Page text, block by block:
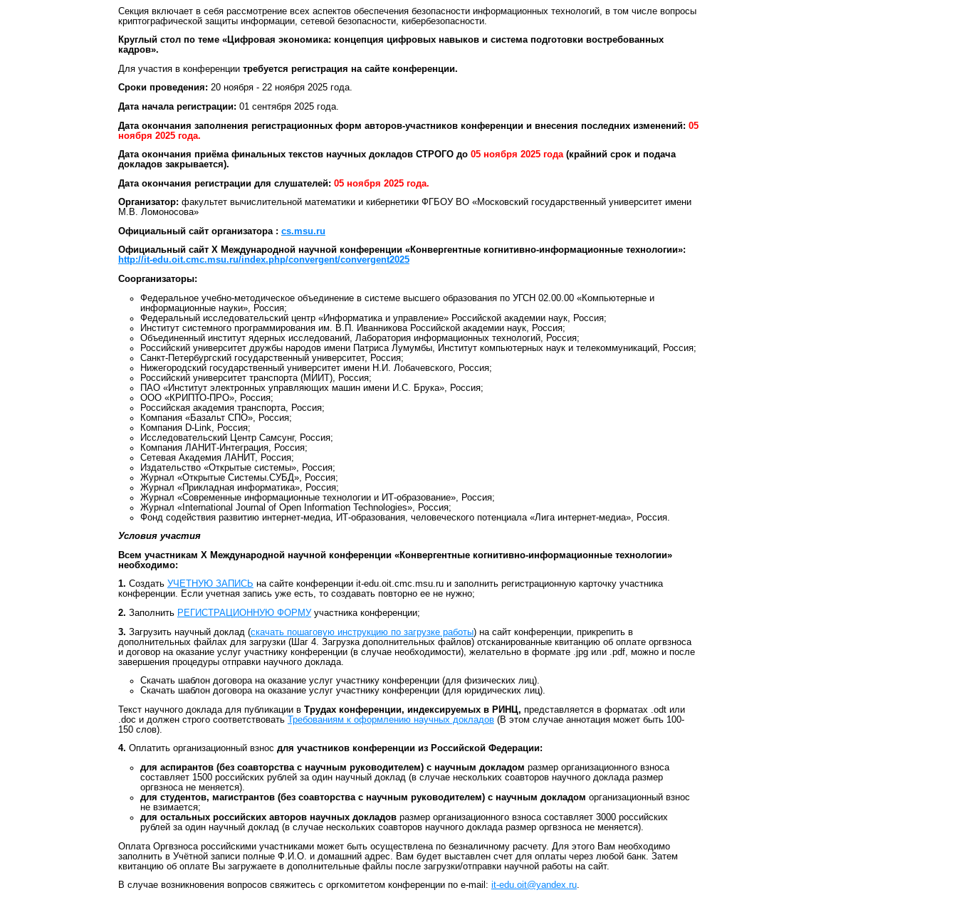
Секция включает в себя рассмотрение всех аспектов обеспечения безопасности информационных технологий, в том числе вопросы
криптографической защиты информации, сетевой безопасности, кибербезопасности.
Круглый стол по теме «Цифровая экономика: концепция цифровых навыков и система подготовки востребованных
кадров».
Для участия в конференции требуется регистрация на сайте конференции.
Сроки проведения: 20 ноября - 22 ноября 2025 года.
Дата начала регистрации: 01 сентября 2025 года.
Дата окончания заполнения регистрационных форм авторов-участников конференции и внесения последних изменений: 05
ноября 2025 года.
Дата окончания приёма финальных текстов научных докладов СТРОГО до 05 ноября 2025 года(крайний срок и подача
докладов закрывается).
Дата окончания регистрации для слушателей: 05 ноября 2025 года.
Организатор: факультет вычислительной математики и кибернетики ФГБОУ ВО «Московский государственный университет имени
М.В. Ломоносова»
Официальный сайт организатора : cs.msu.ru
Официальный сайт X Международной научной конференции «Конвергентные когнитивно-информационные технологии»:
http://it-edu.oit.cmc.msu.ru/index.php/convergent/convergent2025
Соорганизаторы:
Федеральное учебно-методическое объединение в системе высшего образования по УГСН 02.00.00 «Компьютерные и
информационные науки», Россия;
Федеральный исследовательский центр «Информатика и управление» Российской академии наук, Россия;
Институт системного программирования им. В.П. Иванникова Российской академии наук, Россия;
Объединенный институт ядерных исследований, Лаборатория информационных технологий, Россия;
Российский университет дружбы народов имени Патриса Лумумбы, Институт компьютерных наук и телекоммуникаций, Россия;
Санкт-Петербургский государственный университет, Россия;
Нижегородский государственный университет имени Н.И. Лобачевского, Россия;
Российский университет транспорта (МИИТ), Россия;
ПАО «Институт электронных управляющих машин имени И.С. Брука», Россия;
ООО «КРИПТО-ПРО», Россия;
Российская академия транспорта, Россия;
Компания «Базальт СПО», Россия;
Компания D-Link, Россия;
Исследовательский Центр Самсунг, Россия;
Компания ЛАНИТ-Интеграция, Россия;
Сетевая Академия ЛАНИТ, Россия;
Издательство «Открытые системы», Россия;
Журнал «Открытые Системы.СУБД», Россия;
Журнал «Прикладная информатика», Россия;
Журнал «Современные информационные технологии и ИТ-образование», Россия;
Журнал «International Journal of Open Information Technologies», Россия;
Фонд содействия развитию интернет-медиа, ИТ-образования, человеческого потенциала «Лига интернет-медиа», Россия.
Условия участия
Всем участникам X Международной научной конференции «Конвергентные когнитивно-информационные технологии»
необходимо:
1. Создать УЧЕТНУЮ ЗАПИСЬ на сайте конференции it-edu.oit.cmc.msu.ru и заполнить регистрационную карточку участника
конференции. Если учетная запись уже есть, то создавать повторно ее не нужно;
2. Заполнить РЕГИСТРАЦИОННУЮ ФОРМУучастника конференции;
3. Загрузить научный доклад (скачать пошаговую инструкцию по загрузке работы) на сайт конференции, прикрепить в
дополнительных файлах для загрузки (Шаг 4. Загрузка дополнительных файлов) отсканированные квитанцию об оплате оргвзноса
и договор на оказание услуг участнику конференции (в случае необходимости), желательно в формате .jpg или .pdf, можно и после
завершения процедуры отправки научного доклада.
Скачать шаблон договора на оказание услуг участнику конференции (для физических лиц).
Скачать шаблон договора на оказание услуг участнику конференции (для юридических лиц).
Текст научного доклада для публикации в Трудах конференции, индексируемых в РИНЦ, представляется в форматах .odt или
.doc и должен строго соответствовать Требованиям к оформлению научных докладов(В этом случае аннотация может быть 100-
150 слов).
4. Оплатить организационный взнос для участников конференции из Российской Федерации:
для аспирантов (без соавторства с научным руководителем) с научным докладом размер организационного взноса
составляет 1500 российских рублей за один научный доклад (в случае нескольких соавторов научного доклада размер
оргвзноса не меняется).
для студентов, магистрантов (без соавторства с научным руководителем) с научным докладом организационный взнос
не взимается;
для остальных российских авторов научных докладовразмер организационного взноса составляет 3000 российских
рублей за один научный доклад (в случае нескольких соавторов научного доклада размер оргвзноса не меняется).
Оплата Оргвзноса российскими участниками может быть осуществлена по безналичному расчету. Для этого Вам необходимо
заполнить в Учётной записи полные Ф.И.О. и домашний адрес. Вам будет выставлен счет для оплаты через любой банк. Затем
квитанцию об оплате Вы загружаете в дополнительные файлы после загрузки/отправки научной работы на сайт.
В случае возникновения вопросов свяжитесь с оргкомитетом конференции по e-mail: it-edu.oit@yandex.ru.